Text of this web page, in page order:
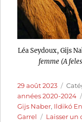
Léa Seydoux, Gijs
femme (A
Publié
le
29 août 2023
années 2020-2024
Gijs Naber, Ildikó
Garrel
Laisser